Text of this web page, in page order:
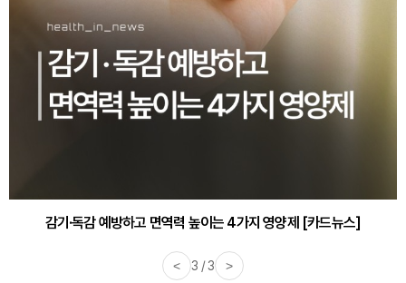
감기·독감 예방하고 면역력 높이는 4가지 영양제 [카드뉴스]
< 3 / 3 >